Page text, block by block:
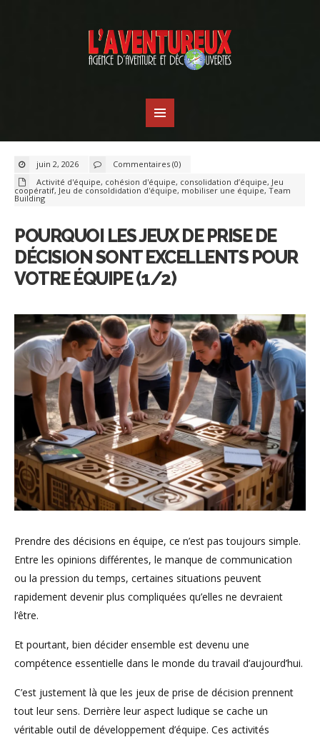
juin 2, 2026
Commentaires (0)
Activité d'équipe, cohésion d'équipe, consolidation d’équipe, Jeu
coopératif, Jeu de consoldidation d'équipe, mobiliser une équipe, Team
Building
POURQUOI LES JEUX DE PRISE DE
DÉCISION SONT EXCELLENTS POUR
VOTRE ÉQUIPE (1/2)
Prendre des décisions en équipe, ce n’est pas toujours simple.
Entre les opinions différentes, le manque de communication
ou la pression du temps, certaines situations peuvent
rapidement devenir plus compliquées qu’elles ne devraient
l’être.
Et pourtant, bien décider ensemble est devenu une
compétence essentielle dans le monde du travail d’aujourd’hui.
C’est justement là que les jeux de prise de décision prennent
tout leur sens. Derrière leur aspect ludique se cache un
véritable outil de développement d’équipe. Ces activités